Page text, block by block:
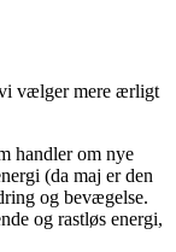
vælger mere ærligt
handler om nye
(da maj er den
og bevægelse.
og rastløs energi,